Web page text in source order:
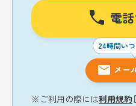
電
24時間い
メー
※ご利用の際には利用規約